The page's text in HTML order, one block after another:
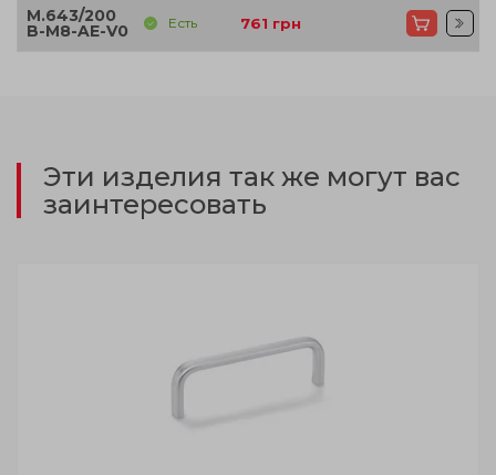
M.643/200
B-M8-AE-V0 Есть 761 грн
Эти изделия так же могут вас
заинтересовать